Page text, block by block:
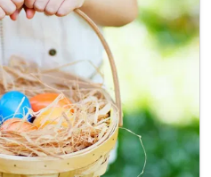
in der Natur
mit Ritterburg
Paket
Paket (HP)